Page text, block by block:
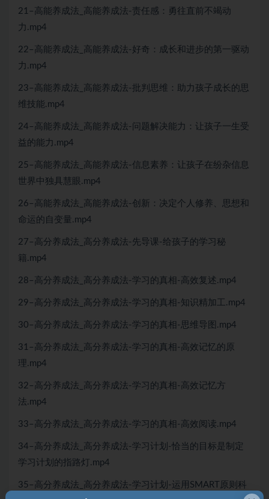
21–高能养成法_高能养成法-责任感：勇往直前不竭动
力.mp4
22–高能养成法_高能养成法-好奇：成长和进步的第一驱动
力.mp4
23–高能养成法_高能养成法-批判思维：助力孩子成长的思
维技能.mp4
24–高能养成法_高能养成法-问题解决能力：让孩子一生受
益的能力.mp4
25–高能养成法_高能养成法-信息素养：让孩子在纷杂信息
世界中独具慧眼.mp4
26–高能养成法_高能养成法-创新：决定个人修养、思想和
命运的自变量.mp4
27–高分养成法_高分养成法-先导课-给孩子的学习秘
籍.mp4
28–高分养成法_高分养成法-学习的真相-高效复述.mp4
29–高分养成法_高分养成法-学习的真相-知识精加工.mp4
30–高分养成法_高分养成法-学习的真相-思维导图.mp4
31–高分养成法_高分养成法-学习的真相-高效记忆的原
理.mp4
32–高分养成法_高分养成法-学习的真相-高效记忆方
法.mp4
33–高分养成法_高分养成法-学习的真相-高效阅读.mp4
34–高分养成法_高分养成法-学习计划-恰当的目标是制定
学习计划的指路灯.mp4
35–高分养成法_高分养成法-学习计划-运用SMART原则科